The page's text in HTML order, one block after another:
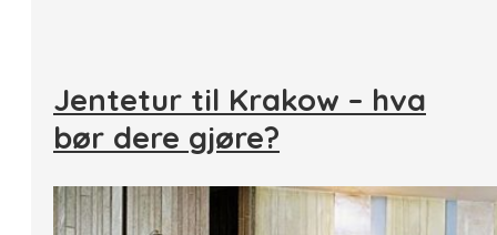
Jentetur til Krakow – hva
bør dere gjøre?